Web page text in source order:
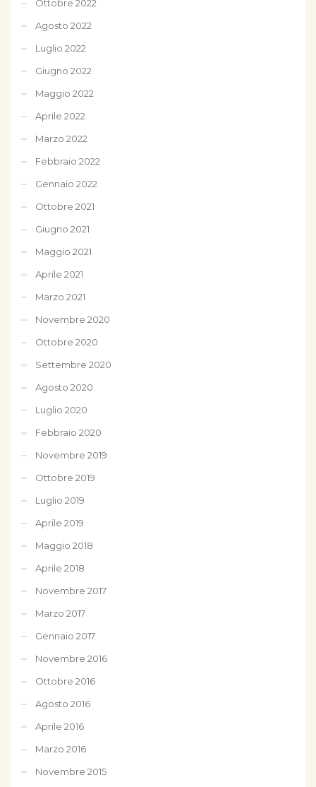
Ottobre 2022
Agosto 2022
Luglio 2022
Giugno 2022
Maggio 2022
Aprile 2022
Marzo 2022
Febbraio 2022
Gennaio 2022
Ottobre 2021
Giugno 2021
Maggio 2021
Aprile 2021
Marzo 2021
Novembre 2020
Ottobre 2020
Settembre 2020
Agosto 2020
Luglio 2020
Febbraio 2020
Novembre 2019
Ottobre 2019
Luglio 2019
Aprile 2019
Maggio 2018
Aprile 2018
Novembre 2017
Marzo 2017
Gennaio 2017
Novembre 2016
Ottobre 2016
Agosto 2016
Aprile 2016
Marzo 2016
Novembre 2015